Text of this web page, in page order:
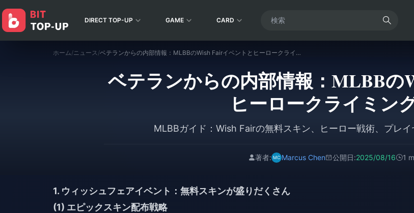
DIRECT TOP-UP GAME CARD
ホーム/ニュース / ベテランからの内部情報：MLBBのWish Fairイベントとヒーロークライミング戦略
ベテランからの内部情報：MLBBの
ヒーロークライミン
MLBBガイド：Wish Fairの無料スキン、ヒーロー戦術、プレイ
著者: Marcus Chen 公開日:2025/08/16 1
1. ウィッシュフェアイベント：無料スキンが盛りだくさん
(1) エピックスキン配布戦略